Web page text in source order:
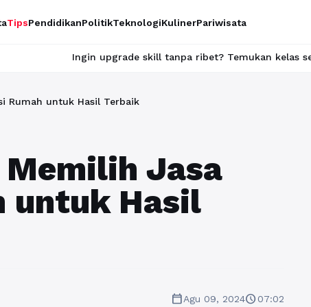
TipsPendidikanPolitikTeknologiKulinerPariwisata
upgrade skill tanpa ribet? Temukan kelas seru dan materi
Rumah untuk Hasil Terbaik
Memilih Jasa
untuk Hasil
calendar_todayAgu 09, 2024schedule07:02